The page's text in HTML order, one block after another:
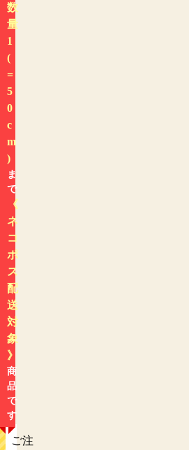
数
量
1
(
=
5
0
c
m
)
ま
で
《
ネ
コ
ポ
ス
配
送
対
象
》
商
品
で
す
ご注